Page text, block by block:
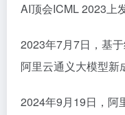
AI顶会ICML 2023上
2023年7月7日，基
阿里云通义大模型新
2024年9月19日，阿